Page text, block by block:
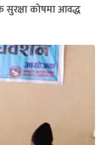
कोषमा आवद्ध